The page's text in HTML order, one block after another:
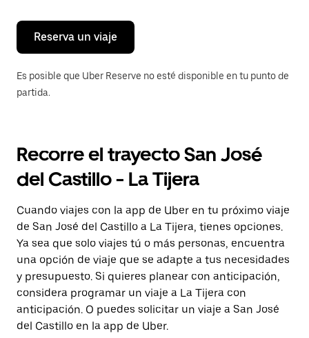
calendario.
Reserva un viaje
Es posible que Uber Reserve no esté disponible en tu punto de
partida.
Recorre el trayecto San José
del Castillo - La Tijera
Cuando viajes con la app de Uber en tu próximo viaje
de San José del Castillo a La Tijera, tienes opciones.
Ya sea que solo viajes tú o más personas, encuentra
una opción de viaje que se adapte a tus necesidades
y presupuesto. Si quieres planear con anticipación,
considera programar un viaje a La Tijera con
anticipación. O puedes solicitar un viaje a San José
del Castillo en la app de Uber.